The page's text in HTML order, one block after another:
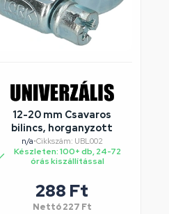
12-20 mm Csavaros
bilincs, horganyzott
n/a•Cikkszám: UBL002
Készleten: 100+ db, 24-72
órás kiszállítással
288 Ft
Nettó227 Ft